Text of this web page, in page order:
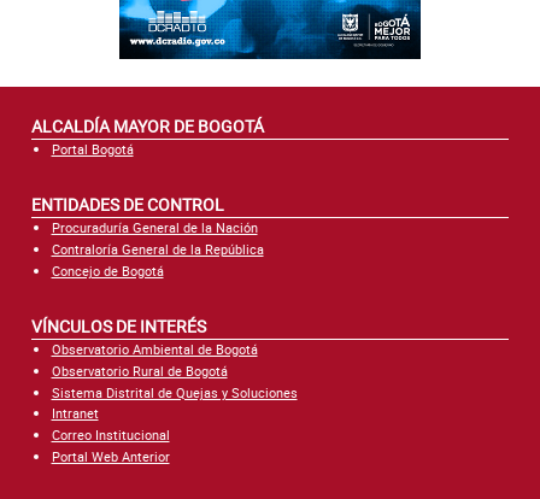
ALCALDÍA MAYOR DE BOGOTÁ
Portal Bogotá
ENTIDADES DE CONTROL
Procuraduría General de la Nación
Contraloría General de la República
Concejo de Bogotá
VÍNCULOS DE INTERÉS
Observatorio Ambiental de Bogotá
Observatorio Rural de Bogotá
Sistema Distrital de Quejas y Soluciones
Intranet
Correo Institucional
Portal Web Anterior